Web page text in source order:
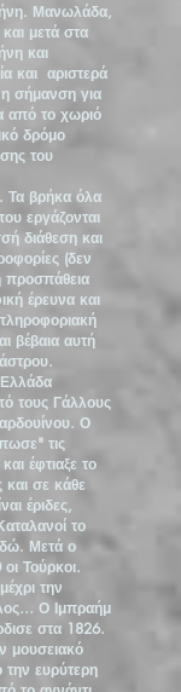
Μανωλάδα,
μετά στα
και
και αριστερά
η σήμανση για
από το χωριό
δρόμο
του
Τα βρήκα όλα
εργάζονται
διάθεση και
(δεν
προσπάθεια
έρευνα και
βέβαια αυτή
τους Γάλλους
Ο
τις
έφτιαξε το
σε κάθε
έριδες,
το
Μετά ο
Τούρκοι.
την
Ο Ιμπραήμ
στα 1826.
μουσειακό
ευρύτερη